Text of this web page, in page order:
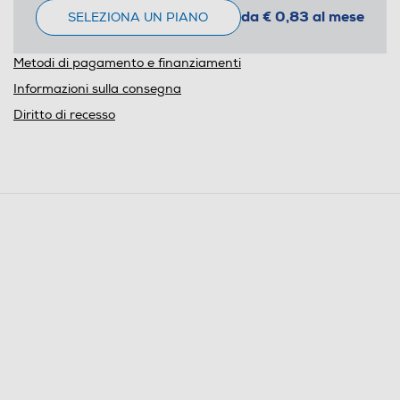
SELEZIONA UN PIANO da € 0,83 al mese
Metodi di pagamento e finanziamenti
Informazioni sulla consegna
Diritto di recesso